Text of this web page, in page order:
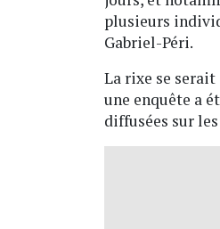
plusieurs
Gabriel-Péri.
La rixe se serait
une enquête a
diffusées sur